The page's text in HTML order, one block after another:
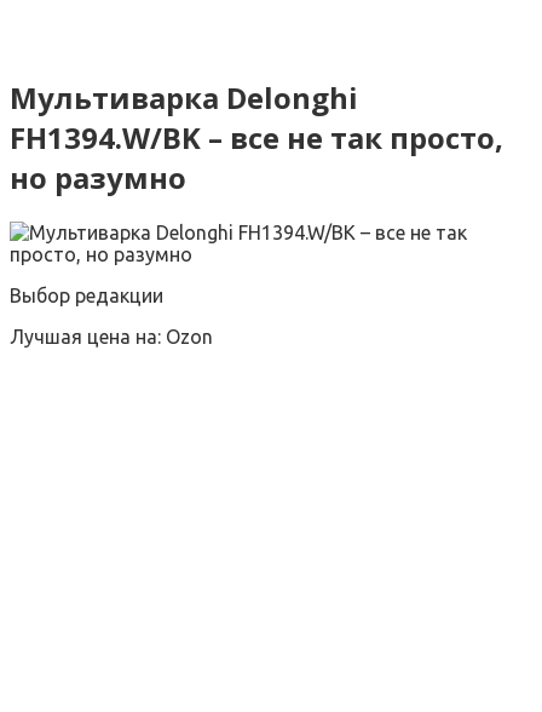
Мультиварка Delonghi
FH1394.W/BK – все не так просто,
но разумно
Выбор редакции
Лучшая цена на: Ozon